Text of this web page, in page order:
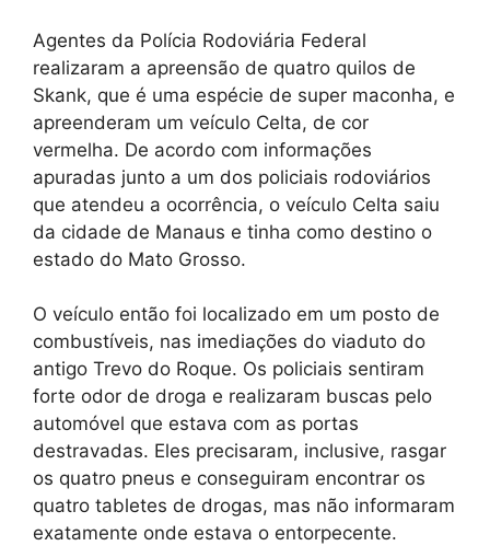
Agentes da Polícia Rodoviária Federal
realizaram a apreensão de quatro quilos de
Skank, que é uma espécie de super maconha, e
apreenderam um veículo Celta, de cor
vermelha. De acordo com informações
apuradas junto a um dos policiais rodoviários
que atendeu a ocorrência, o veículo Celta saiu
da cidade de Manaus e tinha como destino o
estado do Mato Grosso.
O veículo então foi localizado em um posto de
combustíveis, nas imediações do viaduto do
antigo Trevo do Roque. Os policiais sentiram
forte odor de droga e realizaram buscas pelo
automóvel que estava com as portas
destravadas. Eles precisaram, inclusive, rasgar
os quatro pneus e conseguiram encontrar os
quatro tabletes de drogas, mas não informaram
exatamente onde estava o entorpecente.